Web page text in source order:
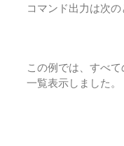
コマンド出力は次の
この例では、すべ
一覧表示しました。